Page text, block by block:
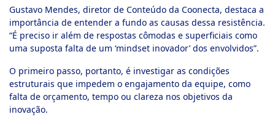
Gustavo Mendes, diretor de Conteúdo da Coonecta, destaca a
importância de entender a fundo as causas dessa resistência.
“É preciso ir além de respostas cômodas e superficiais como
uma suposta falta de um ‘mindset inovador’ dos envolvidos”.
O primeiro passo, portanto, é investigar as condições
estruturais que impedem o engajamento da equipe, como
falta de orçamento, tempo ou clareza nos objetivos da
inovação.